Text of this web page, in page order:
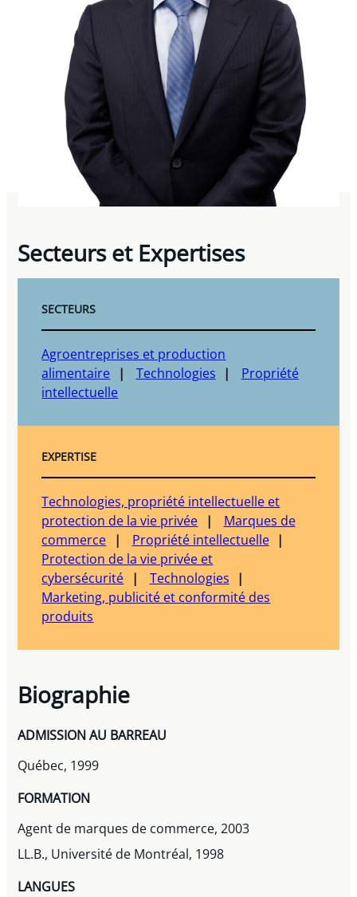
Secteurs et Expertises
SECTEURS
Agroentreprises et production
alimentaire
Technologies
Propriété
intellectuelle
EXPERTISE
Technologies, propriété intellectuelle et
protection de la vie privée
Marques de
commerce
Propriété intellectuelle
Protection de la vie privée et
cybersécurité
Technologies
Marketing, publicité et conformité des
produits
Biographie
ADMISSION AU BARREAU
Québec, 1999
FORMATION
Agent de marques de commerce, 2003
LL.B., Université de Montréal, 1998
LANGUES